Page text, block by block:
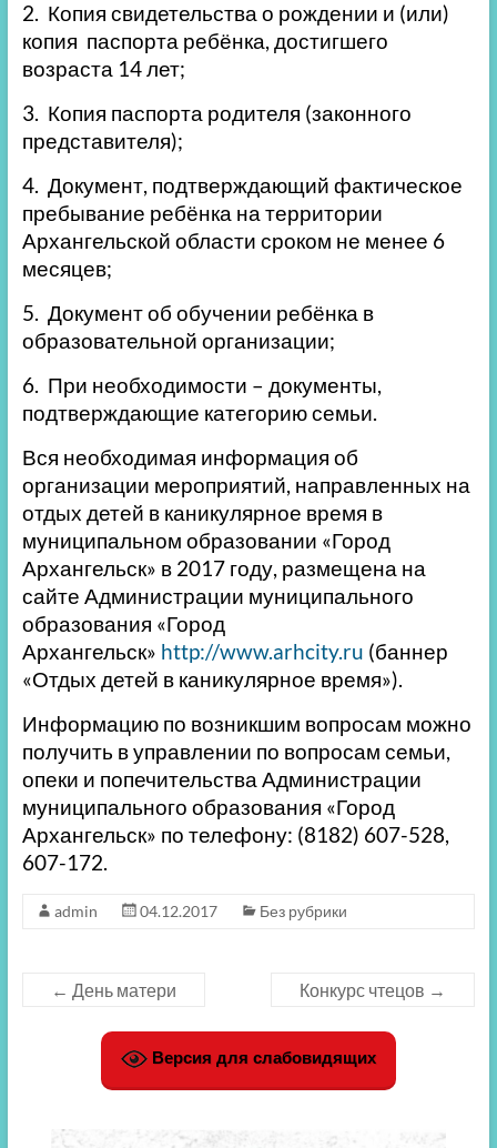
2. Копия свидетельства о рождении и (или)
копия паспорта ребёнка, достигшего
возраста 14 лет;
3. Копия паспорта родителя (законного
представителя);
4. Документ, подтверждающий фактическое
пребывание ребёнка на территории
Архангельской области сроком не менее 6
месяцев;
5. Документ об обучении ребёнка в
образовательной организации;
6. При необходимости – документы,
подтверждающие категорию семьи.
Вся необходимая информация об
организации мероприятий, направленных на
отдых детей в каникулярное время в
муниципальном образовании «Город
Архангельск» в 2017 году, размещена на
сайте Администрации муниципального
образования «Город
Архангельск» http://www.arhcity.ru (баннер
«Отдых детей в каникулярное время»).
Информацию по возникшим вопросам можно
получить в управлении по вопросам семьи,
опеки и попечительства Администрации
муниципального образования «Город
Архангельск» по телефону: (8182) 607-528,
607-172.
admin 04.12.2017 Без рубрики
← День матери Конкурс чтецов →
Версия для слабовидящих